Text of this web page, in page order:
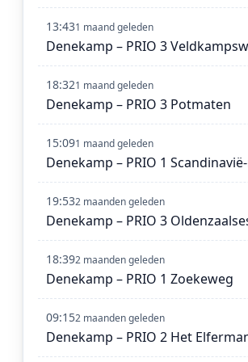
13:431 maand geleden
Denekamp – PRIO 3
18:321 maand geleden
Denekamp – PRIO 3 Potmaten
15:091 maand geleden
Denekamp – PRIO 1
19:532 maanden geleden
Denekamp – PRIO 3
18:392 maanden geleden
Denekamp – PRIO 1 Zoekeweg
09:152 maanden geleden
Denekamp – PRIO 2 Het